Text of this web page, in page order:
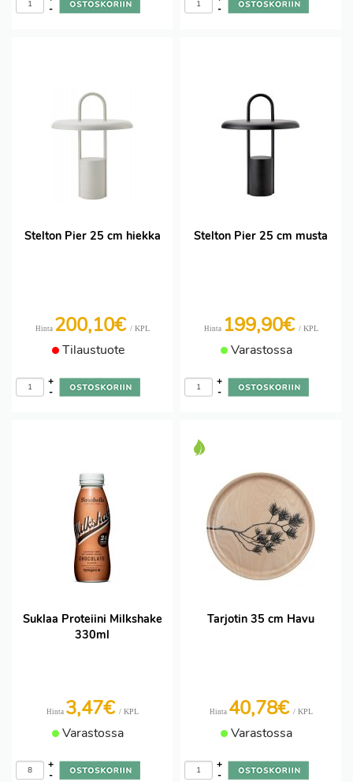
-
-
Stelton Pier 25 cm hiekka
Hinta 200,10€ / KPL
Tilaustuote
-
+
Stelton Pier 25 cm musta
Hinta 199,90€ / KPL
Varastossa
-
+
Suklaa Proteiini Milkshake
330ml
Hinta 3,47€ / KPL
Varastossa
-
+
Tarjotin 35 cm Havu
Hinta 40,78€ / KPL
Varastossa
-
+